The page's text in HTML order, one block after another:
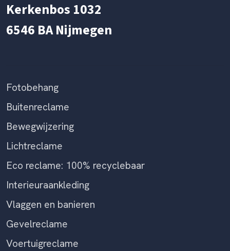
Kerkenbos 1032
6546 BA Nijmegen
Fotobehang
Buitenreclame
Bewegwijzering
Lichtreclame
Eco reclame: 100% recyclebaar
Interieuraankleding
Vlaggen en banieren
Gevelreclame
Voertuigreclame